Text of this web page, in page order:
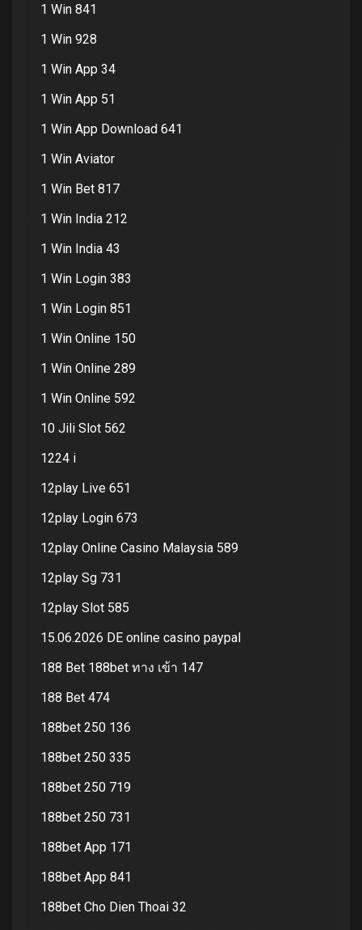
1 Win 841
1 Win 928
1 Win App 34
1 Win App 51
1 Win App Download 641
1 Win Aviator
1 Win Bet 817
1 Win India 212
1 Win India 43
1 Win Login 383
1 Win Login 851
1 Win Online 150
1 Win Online 289
1 Win Online 592
10 Jili Slot 562
1224 i
12play Live 651
12play Login 673
12play Online Casino Malaysia 589
12play Sg 731
12play Slot 585
15.06.2026 DE online casino paypal
188 Bet 188bet ทาง เข้า 147
188 Bet 474
188bet 250 136
188bet 250 335
188bet 250 719
188bet 250 731
188bet App 171
188bet App 841
188bet Cho Dien Thoai 32